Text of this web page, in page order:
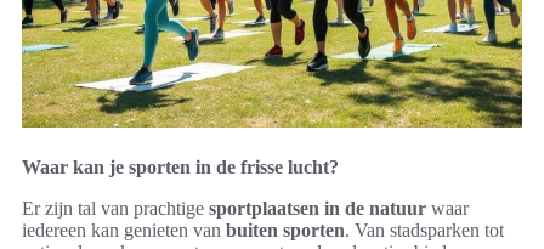
Waar kan je sporten in de frisse lucht?
Er zijn tal van prachtige sportplaatsen in de natuur waar
iedereen kan genieten van buiten sporten. Van stadsparken tot